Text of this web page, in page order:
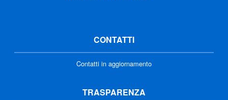
CONTATTI
Contatti in aggiornamento
TRASPARENZA